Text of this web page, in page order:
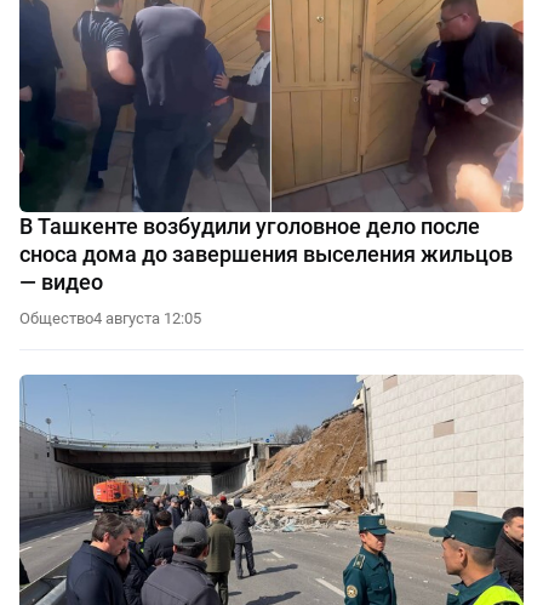
В Ташкенте возбудили уголовное дело после
сноса дома до завершения выселения жильцов
— видео
Общество4 августа 12:05